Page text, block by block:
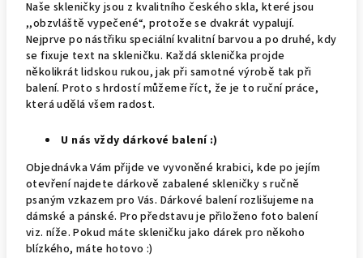
Naše skleničky jsou z kvalitního českého skla, které jsou
,,obzvláště vypečené“, protože se dvakrát vypalují.
Nejprve po nástřiku speciální kvalitní barvou a po druhé, kdy
se fixuje text na skleničku. Každá sklenička projde
několikrát lidskou rukou, jak při samotné výrobě tak při
balení. Proto s hrdostí můžeme říct, že je to ruční práce,
která udělá všem radost.
U nás vždy dárkové balení :)
Objednávka Vám přijde ve vyvoněné krabici, kde po jejím
otevření najdete dárkově zabalené skleničky s ručně
psaným vzkazem pro Vás. Dárkové balení rozlišujeme na
dámské a pánské. Pro představu je přiloženo foto balení
viz. níže. Pokud máte skleničku jako dárek pro někoho
blízkého, máte hotovo :)